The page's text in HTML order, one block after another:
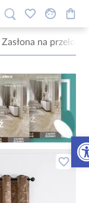
Zasłona na